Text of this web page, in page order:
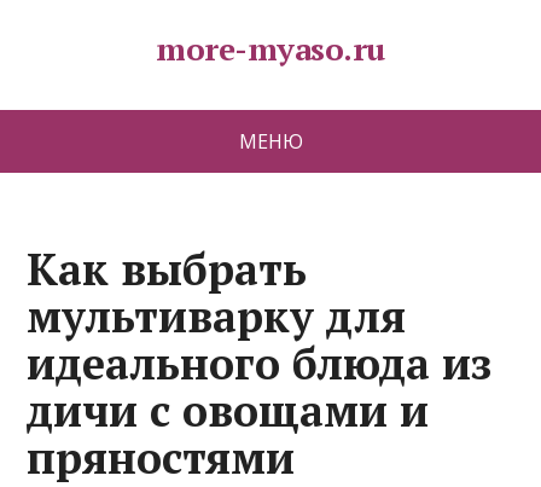
more-myaso.ru
МЕНЮ
Как выбрать
мультиварку для
идеального блюда из
дичи с овощами и
пряностями